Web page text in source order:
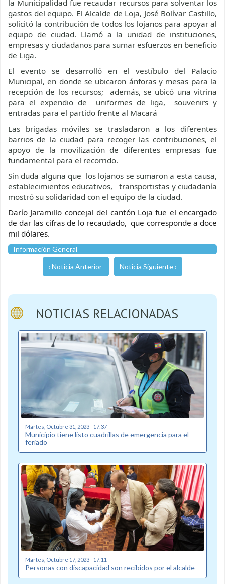
la Municipalidad fue recaudar recursos para solventar los
gastos del equipo. El Alcalde de Loja, José Bolívar Castillo,
solicitó la contribución de todos los lojanos para apoyar al
equipo de ciudad. Llamó a la unidad de instituciones,
empresas y ciudadanos para sumar esfuerzos en beneficio
de Liga.
El evento se desarrolló en el vestíbulo del Palacio
Municipal, en donde se ubicaron ánforas y mesas para la
recepción de los recursos; además, se ubicó una vitrina
para el expendio de uniformes de liga, souvenirs y
entradas para el partido frente al Macará
Las brigadas móviles se trasladaron a los diferentes
barrios de la ciudad para recoger las contribuciones, el
apoyo de la movilización de diferentes empresas fue
fundamental para el recorrido.
Sin duda alguna que los lojanos se sumaron a esta causa,
establecimientos educativos, transportistas y ciudadanía
mostró su solidaridad con el equipo de la ciudad.
Darío Jaramillo concejal del cantón Loja fue el encargado
de dar las cifras de lo recaudado, que corresponde a doce
mil dólares.
Información General
‹ Noticia Anterior Noticia Siguiente ›
NOTICIAS RELACIONADAS
Martes, Octubre 31, 2023 - 17:37
Municipio tiene listo cuadrillas de emergencia para el
feriado
Martes, Octubre 17, 2023 - 17:11
Personas con discapacidad son recibidos por el alcalde